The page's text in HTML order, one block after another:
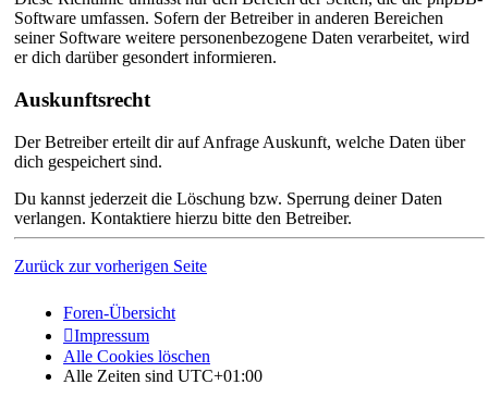
Software umfassen. Sofern der Betreiber in anderen Bereichen
seiner Software weitere personenbezogene Daten verarbeitet, wird
er dich darüber gesondert informieren.
Auskunftsrecht
Der Betreiber erteilt dir auf Anfrage Auskunft, welche Daten über
dich gespeichert sind.
Du kannst jederzeit die Löschung bzw. Sperrung deiner Daten
verlangen. Kontaktiere hierzu bitte den Betreiber.
Zurück zur vorherigen Seite
Foren-Übersicht
Impressum
Alle Cookies löschen
Alle Zeiten sind UTC+01:00